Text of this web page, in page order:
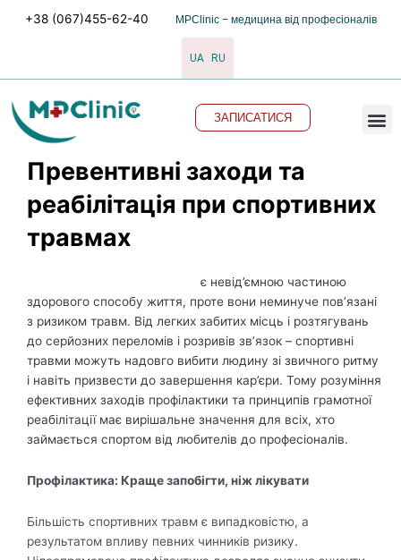
+38 (067)455-62-40 MPClinic − медицина від професіоналів
UA RU
ЗАПИСАТИСЯ
Превентивні заходи та
реабілітація при спортивних
травмах
є невід’ємною частиною
здорового способу життя, проте вони неминуче пов’язані
з ризиком травм. Від легких забитих місць і розтягувань
до серйозних переломів і розривів зв’язок – спортивні
травми можуть надовго вибити людину зі звичного ритму
і навіть призвести до завершення кар’єри. Тому розуміння
ефективних заходів профілактики та принципів грамотної
реабілітації має вирішальне значення для всіх, хто
займається спортом від любителів до професіоналів.
Профілактика: Краще запобігти, ніж лікувати
Більшість спортивних травм є випадковістю, а
результатом впливу певних чинників ризику.